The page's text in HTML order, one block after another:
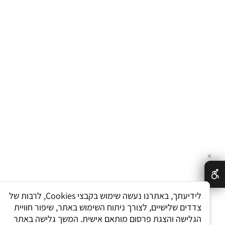
לידיעתך, באתרנו נעשה שימוש בקבצי Cookies, לרבות של
שלישיים, לצורך ניתוח השימוש באתר, שיפור חוויית
והצגת פרסום מותאם אישית. המשך גלישה באתר